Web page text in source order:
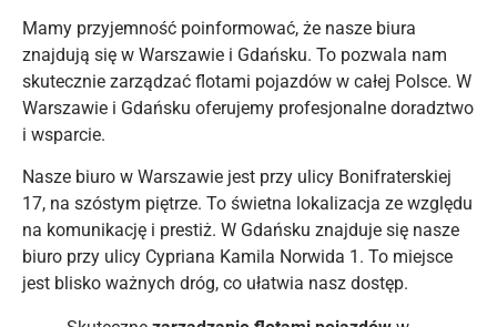
Mamy przyjemność poinformować, że nasze biura
znajdują się w Warszawie i Gdańsku. To pozwala nam
skutecznie zarządzać flotami pojazdów w całej Polsce. W
Warszawie i Gdańsku oferujemy profesjonalne doradztwo
i wsparcie.
Nasze biuro w Warszawie jest przy ulicy Bonifraterskiej
17, na szóstym piętrze. To świetna lokalizacja ze względu
na komunikację i prestiż. W Gdańsku znajduje się nasze
biuro przy ulicy Cypriana Kamila Norwida 1. To miejsce
jest blisko ważnych dróg, co ułatwia nasz dostęp.